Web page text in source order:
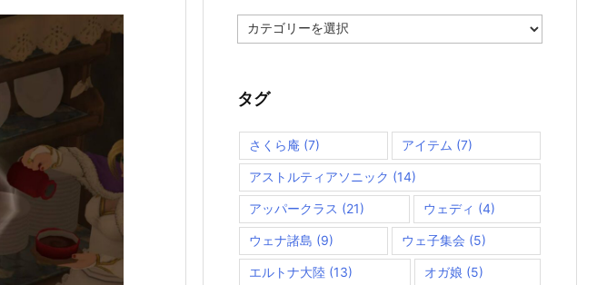
テ
ー
タグ
さくら庵 (7) アイテム (7)
アストルティアソニック (14)
アッパークラス (21) ウェディ (4)
ウェナ諸島 (9) ウェ子集会 (5)
エルトナ大陸 (13) オガ娘 (5)